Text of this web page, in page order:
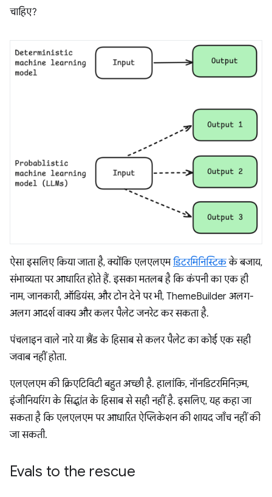
चाहिए?
ऐसा इसलिए किया जाता है, क्योंकि एलएलएमडिटरमिनिस्टिकके बजाय,
संभाव्यता पर आधारित होते हैं. इसका मतलब है कि कंपनी का एक ही
नाम, जानकारी, ऑडियंस, और टोन देने पर भी, ThemeBuilder अलग-
अलग आदर्श वाक्य और कलर पैलेट जनरेट कर सकता है.
पंचलाइन वाले नारे या ब्रैंड के हिसाब से कलर पैलेट का कोई एक सही
जवाब नहीं होता.
एलएलएम की क्रिएटिविटी बहुत अच्छी है. हालांकि, नॉनडिटरमिनिज़्म,
इंजीनियरिंग के सिद्धांत के हिसाब से सही नहीं है. इसलिए, यह कहा जा
सकता है कि एलएलएम पर आधारित ऐप्लिकेशन की शायद जाँच नहीं की
जा सकती.
Evals to the rescue